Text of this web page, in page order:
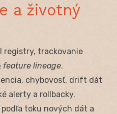
a životný
registry, trackovanie
feature lineage.
chybovosť, drift dát
alerty a rollbacky.
podľa toku nových dát a